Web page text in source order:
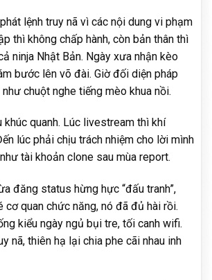
lệnh truy nã vì các nội dung vi phạm
thì không chấp hành, còn bản thân thì
ninja Nhật Bản. Ngày xưa nhận kèo
bước lên võ đài. Giờ đối diện pháp
chuột nghe tiếng mèo khua nồi.
khúc quanh. Lúc livestream thì khí
lúc phải chịu trách nhiệm cho lời mình
tài khoản clone sau mùa report.
đăng status hừng hực “đấu tranh”,
cơ quan chức năng, nó đã đủ hài rồi.
kiểu ngày ngủ bụi tre, tối canh wifi.
nã, thiên hạ lại chia phe cãi nhau inh